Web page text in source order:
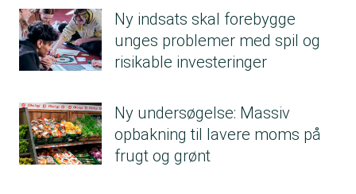
2021).
44 pct. af danske forældre taler med deres
børn om, hvad de laver digitalt, 3 gange om
måneden eller sjældnere. 21 pct. taler med
måneden eller aldrig (Genvejs baselinestudie
2023).
42 pct. af børn og unge har oplevet noget
Ny indsats skal forebygge
unges problemer med spil og
risikable investeringer
Ny undersøgelse: Massiv
opbakning til lavere moms på
frugt og grønt